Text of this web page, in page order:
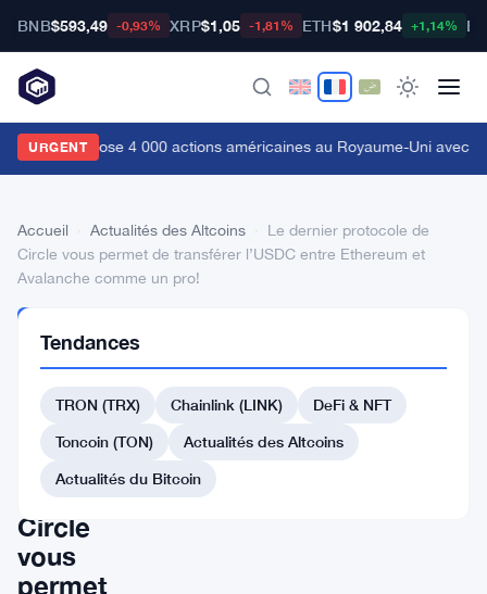
BNB$593,49 -0,93% XRP$1,05 -1,81% ETH$1 902,84 +1,14%
URGENTpropose 4 000 actions américaines au Royaume-Uni avec
Accueil Actualités des Altcoins
Le dernier protocole de
Circle vous permet de transférer l’USDC entre Ethereum et
Avalanche comme un pro!
DES
ALTCOINS
dernier
protocole
Circle
vous
permet
Tendances
TRON (TRX) Chainlink (LINK)
DeFi & NFT
Toncoin (TON)
Actualités des Altcoins
Actualités du Bitcoin